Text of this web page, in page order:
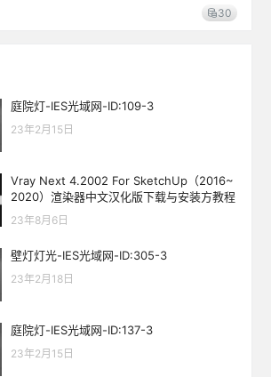
30
庭院灯-IES光域网-ID:109-3
23年2月15日
Vray Next 4.2002 For SketchUp（2016~
2020）渲染器中文汉化版下载与安装方教程
23年8月6日
壁灯灯光-IES光域网-ID:305-3
23年2月18日
庭院灯-IES光域网-ID:137-3
23年2月15日